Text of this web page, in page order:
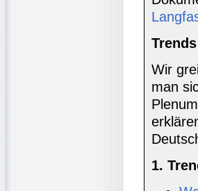
Wir
man
1.